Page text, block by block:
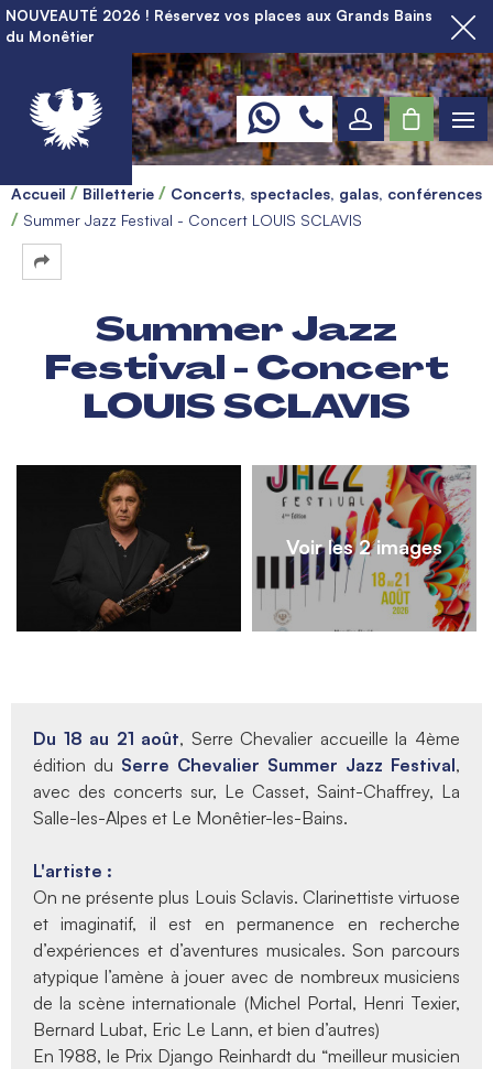
NOUVEAUTÉ 2026 ! Réservez vos places aux Grands Bains
du Monêtier
Accueil Billetterie
Concerts, spectacles, galas, conférences
Summer Jazz Festival - Concert LOUIS SCLAVIS
Summer Jazz
Festival - Concert
LOUIS SCLAVIS
Voir les 2 images
Du 18 au 21 août, Serre Chevalier accueille la 4ème
édition du Serre Chevalier Summer Jazz Festival,
avec des concerts sur, Le Casset, Saint-Chaffrey, La
Salle-les-Alpes et Le Monêtier-les-Bains.
L'artiste :
On ne présente plus Louis Sclavis. Clarinettiste virtuose
et imaginatif, il est en permanence en recherche
d’expériences et d’aventures musicales. Son parcours
atypique l’amène à jouer avec de nombreux musiciens
de la scène internationale (Michel Portal, Henri Texier,
Bernard Lubat, Eric Le Lann, et bien d’autres)
En 1988, le Prix Django Reinhardt du “meilleur musicien